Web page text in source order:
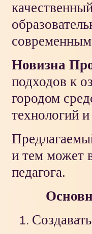
современным
Новизна
подходов к
городом
технологий
и тем может
педагога.